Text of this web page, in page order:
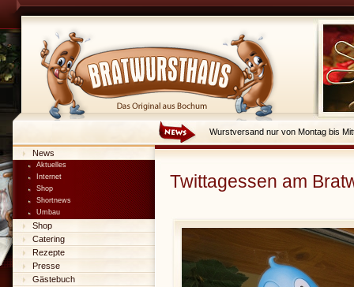
Wurstversand nur von Montag bis
News
Aktuelles
Internet
Shop
Shortnews
Umbau
Shop
Catering
Rezepte
Presse
Gästebuch
Twittagessen am